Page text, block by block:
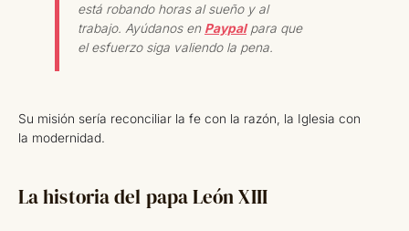
está robando horas al sueño y al
trabajo. Ayúdanos en Paypalpara que
el esfuerzo siga valiendo la pena.
Su misión sería reconciliar la fe con la razón, la Iglesia con
la modernidad.
La historia del papa León XIII